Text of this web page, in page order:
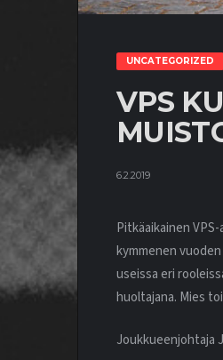
UNCATEGORIZED
VPS
6.2.2019
Pitkäaikainen
kymmenen
useissa eri
huoltajana. Mies
Joukkueenjohtaja